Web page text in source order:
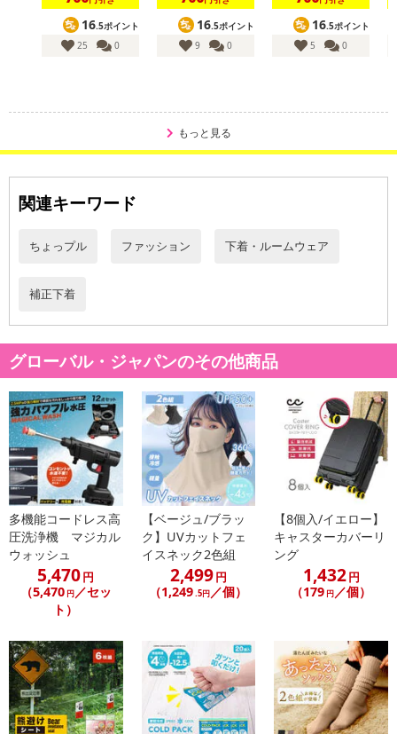
・原材料/材質/素材：画像参照
・商品カラー：ブラック
・商品サイズ：画像参照
・洗濯表示：洗濯機で洗う場合はネットに入れてください。
注意事項
【賞味・消費期限のある商品について】
商品到着時点でのお日持ち期間は、配送日数などにより異なります
のでご了承ください。
【キャンセルについて】
※お申込み後のキャンセルはお受けできません。
記載されている内容を必ずご確認いただき、お届けする商品セット
にご納得いただきましたうえでお申し込みください。
※パッケージ変更や商品リニューアル（成分など含む）等により、
参考の掲載画像や画像内のバーコードなど、お届け商品と多少異な
る場合がございます。
また、[新たな加工食品の原料原産地表示制度]の経過措置期間の終
了により、商品詳細内に記載の原産国・原材料の表記が旧表記の場
16.5ポイント
25
0
16.5ポイント
9
0
16.5ポイント
5
0
もっと見る
関連キーワード
ちょっプル ファッション 下着・ルームウェア
補正下着
グローバル・ジャパンのその他商品
多機能コードレス高
圧洗浄機 マジカル
ウォッシュ
5,470円
（5,470 円／セッ
ト）
【ベージュ/ブラッ
ク】UVカットフェ
イスネック2色組
2,499円
（1,249.5円／個）
【8個入/イエロー】
キャスターカバーリ
ング
1,432円
（179 円／個）